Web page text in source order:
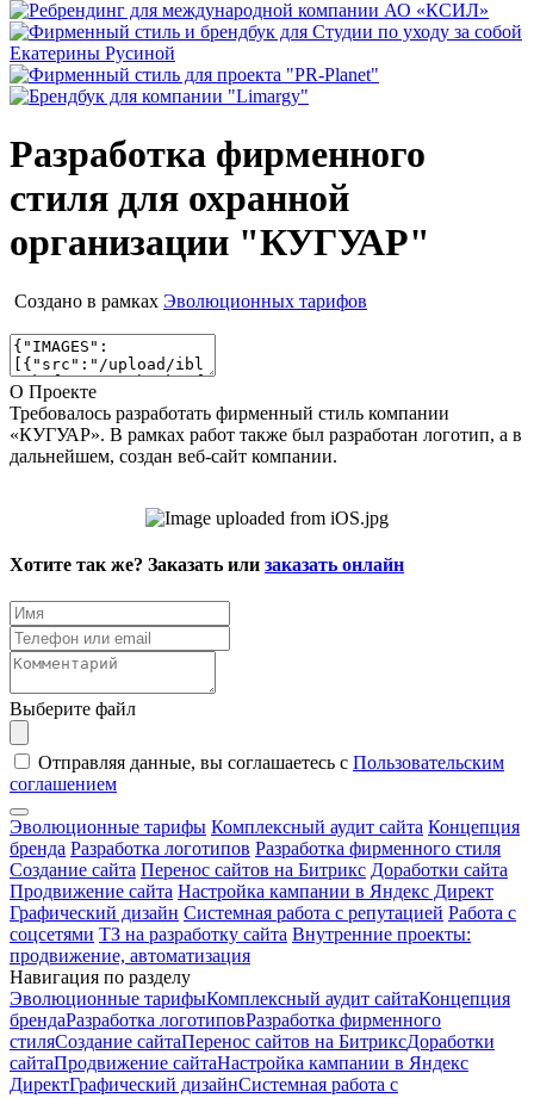
Разработка фирменного
стиля для охранной
организации "КУГУАР"
Создано в рамках Эволюционных тарифов
О Проекте
Требовалось разработать фирменный стиль компании
«КУГУАР». В рамках работ также был разработан логотип, а в
дальнейшем, создан веб-сайт компании.
Хотите так же? Заказать или заказать онлайн
Выберите файл
Отправляя данные, вы соглашаетесь с Пользовательским
соглашением
Эволюционные тарифы Комплексный аудит сайта Концепция
бренда Разработка логотипов Разработка фирменного стиля
Создание сайта Перенос сайтов на Битрикс Доработки сайта
Продвижение сайта Настройка кампании в Яндекс Директ
Графический дизайн Системная работа с репутацией Работа с
соцсетями ТЗ на разработку сайта Внутренние проекты:
продвижение, автоматизация
Навигация по разделу
Эволюционные тарифыКомплексный аудит сайтаКонцепция
брендаРазработка логотиповРазработка фирменного
стиляСоздание сайтаПеренос сайтов на БитриксДоработки
сайтаПродвижение сайтаНастройка кампании в Яндекс
ДиректГрафический дизайнСистемная работа с